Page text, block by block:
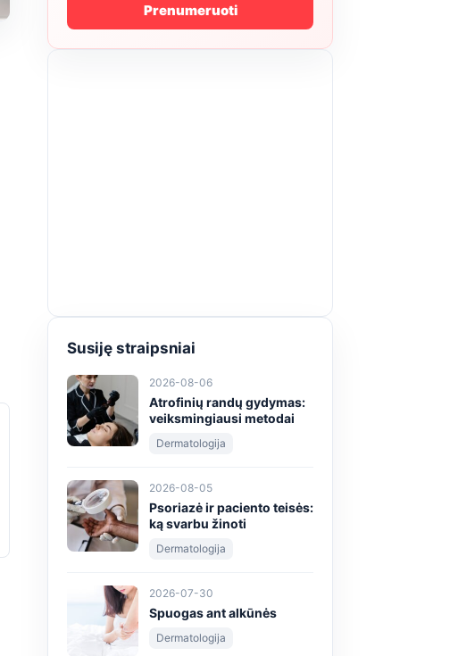
Prenumeruoti
Susiję straipsniai
2026-08-06
Atrofinių randų gydymas:
veiksmingiausi metodai
Dermatologija
2026-08-05
Psoriazė ir paciento teisės:
ką svarbu žinoti
Dermatologija
2026-07-30
Spuogas ant alkūnės
Dermatologija